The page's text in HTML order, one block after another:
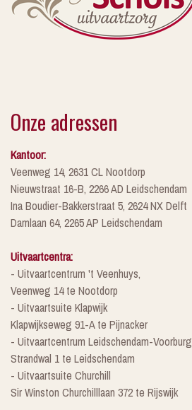
Onze adressen
Kantoor:
Veenweg 14, 2631 CL Nootdorp
Nieuwstraat 16-B, 2266 AD Leidschendam
Ina Boudier-Bakkerstraat 5, 2624 NX Delft
Damlaan 64, 2265 AP Leidschendam
Uitvaartcentra:
- Uitvaartcentrum 't Veenhuys,
Veenweg 14 te Nootdorp
- Uitvaartsuite Klapwijk
Klapwijkseweg 91-A te Pijnacker
- Uitvaartcentrum Leidschendam-Voorburg
Strandwal 1 te Leidschendam
- Uitvaartsuite Churchill
Sir Winston Churchilllaan 372 te Rijswijk